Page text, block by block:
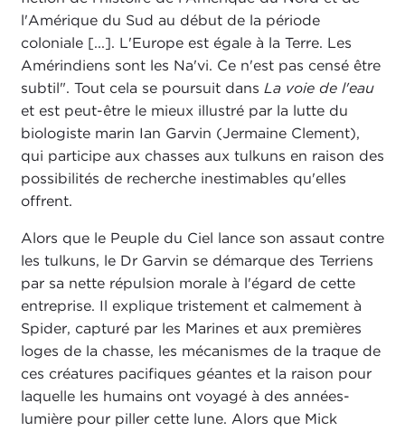
l'Amérique du Sud au début de la période
coloniale [...]. L'Europe est égale à la Terre. Les
Amérindiens sont les Na'vi. Ce n'est pas censé être
subtil". Tout cela se poursuit dans La voie de l'eau
et est peut-être le mieux illustré par la lutte du
biologiste marin Ian Garvin (Jermaine Clement),
qui participe aux chasses aux tulkuns en raison des
possibilités de recherche inestimables qu'elles
offrent.
Alors que le Peuple du Ciel lance son assaut contre
les tulkuns, le Dr Garvin se démarque des Terriens
par sa nette répulsion morale à l'égard de cette
entreprise. Il explique tristement et calmement à
Spider, capturé par les Marines et aux premières
loges de la chasse, les mécanismes de la traque de
ces créatures pacifiques géantes et la raison pour
laquelle les humains ont voyagé à des années-
lumière pour piller cette lune. Alors que Mick